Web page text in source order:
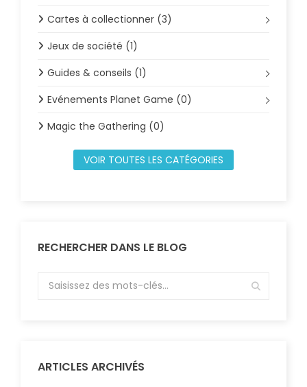
Cartes à collectionner (3)
Jeux de société (1)
Guides & conseils (1)
Evénements Planet Game (0)
Magic the Gathering (0)
VOIR TOUTES LES CATÉGORIES
RECHERCHER DANS LE BLOG
ARTICLES ARCHIVÉS